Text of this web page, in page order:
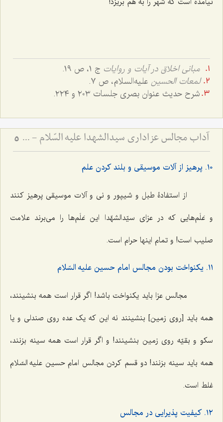
مبانی اخلاق در آیات و روایات ج ١، ص ١٩.
لمعات الحسین علیه‌السلام، ص ٧.
شرح حدیث عنوان بصری جلسات ٢٠٣ و ٢٢٤.
آداب مجالس عزاداری سیدالشهدا علیه السّلام - و دستورات بزرگان راجع به ماه‌های محرم و صفر 5
١٠. پرهیز از آلات موسیقی و بلند کردن علم
از استفادۀ طبل و شیپور و نی و آلات موسیقی پرهیز کنند
و عَلَم‌هایی که در عزای سیّدالشهّدا این عَلَم‌ها را می‌برند علامت
صلیب است! و تمام اینها حرام است.
١١. یکنواخت بودن مجالس امام حسین علیه السّلام
مجالس عزا باید یکنواخت باشد! اگر قرار است همه بنشینند،
همه باید [روی زمین] بنشینند نه این که یک عده روی صندلی و یا
سکو و بقیّه روی زمین بنشینند! و اگر قرار است همه سینه بزنند،
همه باید سینه بزنند! دو قسم کردن مجالس امام حسین علیه السّلام
غلط است.
١٢. کیفیت پذیرایی در مجالس